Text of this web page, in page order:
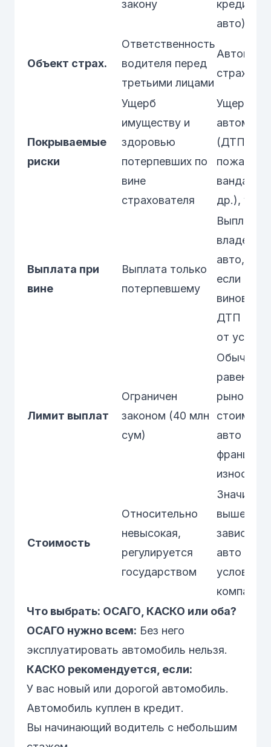
закону
авто)
Объект страх.
Ответственность
водителя перед
третьими лицами
Покрываемые
риски
Ущерб
имуществу и
здоровью
потерпевших по
вине
страхователя
Ущерб
(ДТП,
пожар,
др.), угон
Выплата при
вине
Выплата только
потерпевшему
Выплата
авто,
если он
виновник
ДТП
от
Лимит выплат
Ограничен
законом (40 млн
сум)
Обычно
равен
рыночной
авто
износ)
Стоимость
Относительно
невысокая,
регулируется
государством
выше,
зависит
авто и
условий
компании
Что выбрать: ОСАГО, КАСКО или оба?
ОСАГО нужно всем: Без него
эксплуатировать автомобиль нельзя.
КАСКО рекомендуется, если:
У вас новый или дорогой автомобиль.
Автомобиль куплен в кредит.
Вы начинающий водитель с небольшим